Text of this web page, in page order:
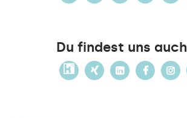
Du findest uns